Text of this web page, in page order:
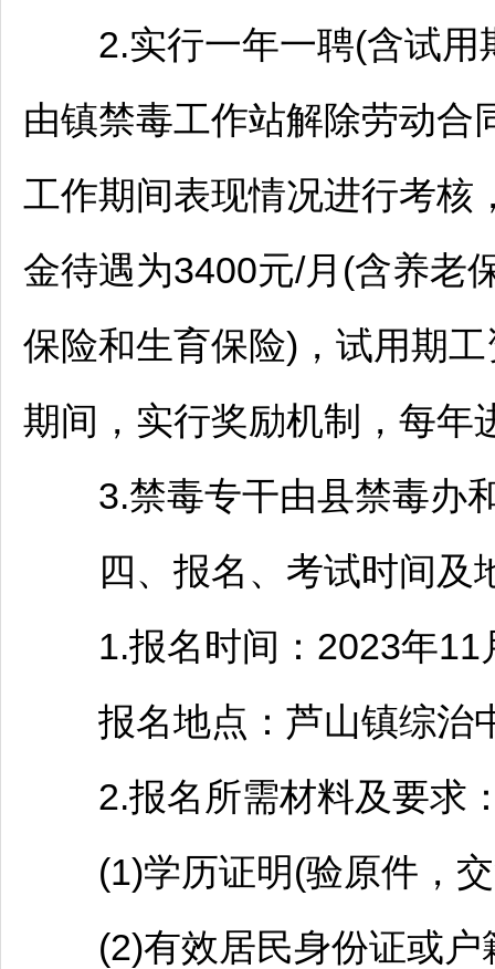
2.实行一年一聘(含试用
由镇禁毒工作站解除劳动合
工作期间表现情况进行考核
金待遇为3400元/月(含养老
保险和生育保险)，试用期
期间，实行奖励机制，每年
3.禁毒专干由县禁毒办
四、报名、考试时间及
1.报名时间：2023年11
报名地点：芦山镇综治
2.报名所需材料及要求
(1)学历证明(验原件，交
(2)有效居民身份证或户